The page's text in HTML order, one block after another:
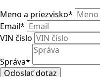
Meno a priezvisko*
Email*
VIN číslo
Správa*
Odoslať dotaz